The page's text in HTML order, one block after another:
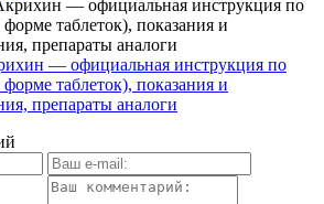
— официальная инструкция по
таблеток), показания и
препараты аналоги